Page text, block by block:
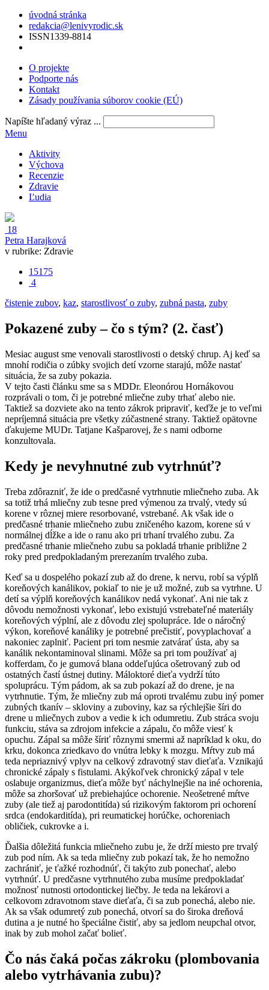
úvodná stránka
redakcia@lenivyrodic.sk
ISSN1339-8814
O projekte
Podporte nás
Kontakt
Zásady používania súborov cookie (EÚ)
Napíšte hľadaný výraz ...
Menu
Aktivity
Výchova
Recenzie
Zdravie
Ľudia
18
Petra Harajková
v rubrike: Zdravie
15175
4
čistenie zubov, kaz, starostlivosť o zuby, zubná pasta, zuby
Pokazené zuby – čo s tým? (2. časť)
Mesiac august sme venovali starostlivosti o detský chrup. Aj keď sa
mnohí rodičia o zúbky svojich detí vzorne starajú, môže nastať
situácia, že sa zuby pokazia.
V tejto časti článku sme sa s MDDr. Eleonórou Hornákovou
rozprávali o tom, či je potrebné mliečne zuby trhať alebo nie.
Taktiež sa dozviete ako na tento zákrok pripraviť, keďže je to veľmi
nepríjemná situácia pre všetky zúčastnené strany. Taktiež opätovne
ďakujeme MUDr. Tatjane Kašparovej, že s nami odborne
konzultovala.
Kedy je nevyhnutné zub vytrhnúť?
Treba zdôrazniť, že ide o predčasné vytrhnutie mliečneho zuba. Ak
sa totiž trhá mliečny zub tesne pred výmenou za trvalý, vtedy sú
korene v rôznej miere resorbované, vstrebané. Ak však ide o
predčasné trhanie mliečneho zubu zničeného kazom, korene sú v
normálnej dĺžke a ide o ranu ako pri trhaní trvalého zubu. Za
predčasné trhanie mliečneho zubu sa pokladá trhanie približne 2
roky pred predpokladaným prerezaním trvalého zuba.
Keď sa u dospelého pokazí zub až do drene, k nervu, robí sa výplň
koreňových kanálikov, pokiaľ to nie je už možné, zub sa vytrhne. U
detí sa výplň koreňových kanálikov nedá vykonať. Ani nie tak z
dôvodu nemožnosti vykonať, lebo existujú vstrebateľné materiály
koreňových výplní, ale z dôvodu zlej spolupráce. Ide o náročný
výkon, koreňové kanáliky je potrebné prečistiť, povyplachovať a
nakoniec zaplniť. Pacient pri tom nesmie zatvárať ústa, aby sa
kanálik nekontaminoval slinami. Môže sa pri tom používať aj
kofferdam, čo je gumová blana oddeľujúca ošetrovaný zub od
ostatných častí ústnej dutiny. Máloktoré dieťa vydrží túto
spoluprácu. Tým pádom, ak sa zub pokazí až do drene, je na
vytrhnutie. Tým, že mliečny zub má oproti trvalému zubu iný pomer
zubných tkanív – skloviny a zuboviny, kaz sa rýchlejšie šíri do
drene u mliečnych zubov a vedie k ich odumretiu. Zub stráca svoju
funkciu, stáva sa zdrojom infekcie a zápalu, čo môže viesť k
opuchu. Zápal sa môže šíriť rôznymi smermi až napríklad k oku, do
krku, dokonca zriedkavo do vnútra lebky k mozgu. Mŕtvy zub má
teda nepriaznivý vplyv na celkový zdravotný stav dieťaťa. Vznikajú
chronické zápaly s fistulami. Akýkoľvek chronický zápal v tele
oslabuje organizmus, dieťa môže byť náchylnejšie na iné ochorenia,
môže sa zhoršovať už prebiehajúce ochorenie. Neošetrené mŕtve
zuby (ale tiež aj parodontitída) sú rizikovým faktorom pri ochorení
srdca (endokarditída), pri reumatickej horúčke, ochoreniach
obličiek, cukrovke a i.
Ďalšia dôležitá funkcia mliečneho zubu je, že drží miesto pre trvalý
zub pod ním. Ak sa teda mliečny zub pokazí tak, že ho nemožno
zachrániť, je ťažké rozhodnúť, či takýto zub ponechať, alebo
vytrhnúť. U predčasne vytrhnutého zuba musíme predpokladať
možnosť nutnosti ortodontickej liečby. Je teda na lekárovi a
celkovom zdravotnom stave dieťaťa, či sa zub ponechá, alebo nie.
Ak sa však odumretý zub ponechá, otvorí sa do široka dreňová
dutina a je nutné ho špeciálne čistiť, aby sa jedlom neupchal otvor,
inak by zub mohol začať bolieť.
Čo nás čaká počas zákroku (plombovania
alebo vytrhávania zubu)?